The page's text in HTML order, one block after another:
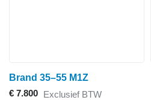
Brand 35–55 M1Z
€ 7.800 Exclusief BTW